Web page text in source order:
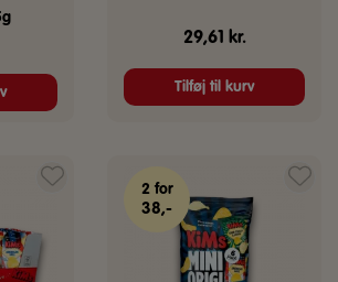
29,61 kr.
Tilføj til kurv
2 for
38,-